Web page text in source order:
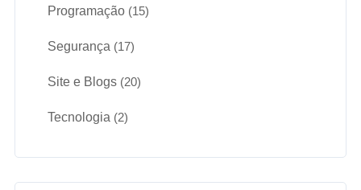
Programação (15)
Segurança (17)
Site e Blogs (20)
Tecnologia (2)